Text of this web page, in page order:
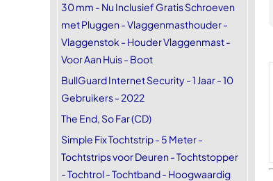
30 mm - Nu Inclusief Gratis Schroeven
met Pluggen - Vlaggenmasthouder -
Vlaggenstok - Houder Vlaggenmast -
Voor Aan Huis - Boot
BullGuard Internet Security - 1 Jaar - 10
Gebruikers - 2022
The End, So Far (CD)
Simple Fix Tochtstrip - 5 Meter -
Tochtstrips voor Deuren - Tochtstopper
- Tochtrol - Tochtband - Hoogwaardig